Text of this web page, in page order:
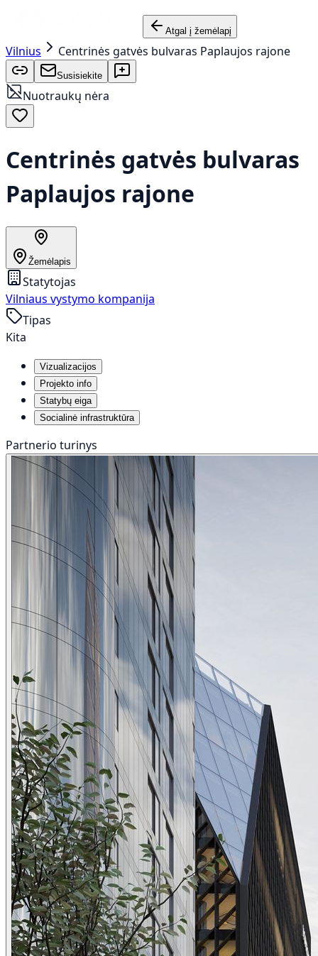
Atgal į žemėlapį
Vilnius Centrinės gatvės bulvaras Paplaujos rajone
Susisiekite
Nuotraukų nėra
Centrinės gatvės bulvaras
Paplaujos rajone
Žemėlapis
Statytojas
Vilniaus vystymo kompanija
Tipas
Kita
Vizualizacijos
Projekto info
Statybų eiga
Socialinė infrastruktūra
Partnerio turinys